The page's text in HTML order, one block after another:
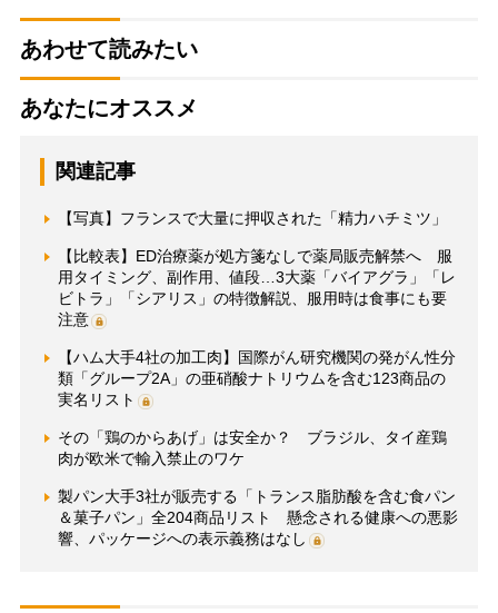
あわせて読みたい
あなたにオススメ
関連記事
【写真】フランスで大量に押収された「精力ハチミツ」
【比較表】ED治療薬が処方箋なしで薬局販売解禁へ 服
用タイミング、副作用、値段…3大薬「バイアグラ」「レ
ビトラ」「シアリス」の特徴解説、服用時は食事にも要
注意
【ハム大手4社の加工肉】国際がん研究機関の発がん性分
類「グループ2A」の亜硝酸ナトリウムを含む123商品の
実名リスト
その「鶏のからあげ」は安全か？ ブラジル、タイ産鶏
肉が欧米で輸入禁止のワケ
製パン大手3社が販売する「トランス脂肪酸を含む食パン
＆菓子パン」全204商品リスト 懸念される健康への悪影
響、パッケージへの表示義務はなし